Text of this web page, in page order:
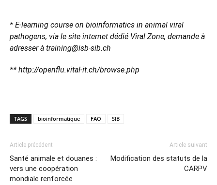
* E-learning course on bioinformatics in animal viral
pathogens, via le site internet dédié Viral Zone, demande à
adresser à training@isb-sib.ch
** http://openflu.vital-it.ch/browse.php
TAGS bioinformatique FAO SIB
Article précédent
Santé animale et douanes :
vers une coopération
mondiale renforcée
Article suivant
Modification des statuts de la
CARPV